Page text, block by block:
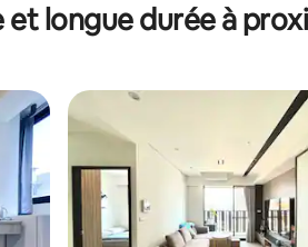
et longue durée à